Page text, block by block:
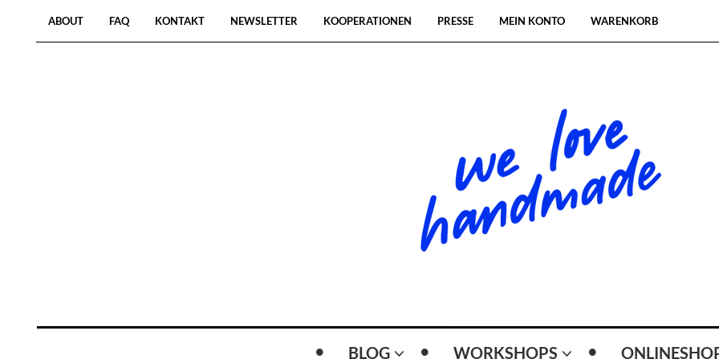
ABOUT FAQ KONTAKT NEWSLETTER KOOPERATIONEN PRESSE MEIN KONTO WARENKORB
BLOG WORKSHOPS